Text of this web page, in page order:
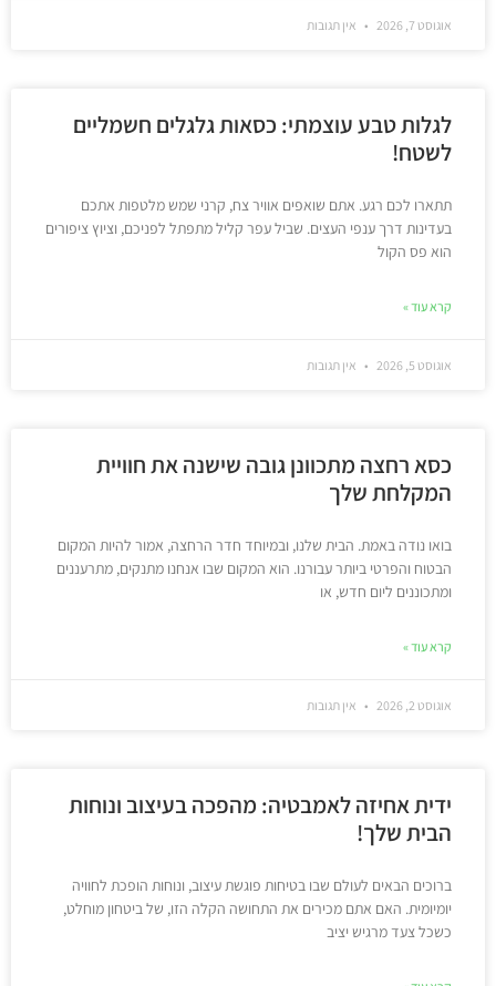
אוגוסט 7, 2026 אין תגובות
לגלות טבע עוצמתי: כסאות גלגלים חשמליים
לשטח!
תתארו לכם רגע. אתם שואפים אוויר צח, קרני שמש מלטפות אתכם
בעדינות דרך ענפי העצים. שביל עפר קליל מתפתל לפניכם, וציוץ ציפורים
הוא פס הקול
קרא עוד »
אוגוסט 5, 2026 אין תגובות
כסא רחצה מתכוונן גובה שישנה את חוויית
המקלחת שלך
בואו נודה באמת. הבית שלנו, ובמיוחד חדר הרחצה, אמור להיות המקום
הבטוח והפרטי ביותר עבורנו. הוא המקום שבו אנחנו מתנקים, מתרעננים
ומתכוננים ליום חדש, או
קרא עוד »
אוגוסט 2, 2026 אין תגובות
ידית אחיזה לאמבטיה: מהפכה בעיצוב ונוחות
הבית שלך!
ברוכים הבאים לעולם שבו בטיחות פוגשת עיצוב, ונוחות הופכת לחוויה
יומיומית. האם אתם מכירים את התחושה הקלה הזו, של ביטחון מוחלט,
כשכל צעד מרגיש יציב